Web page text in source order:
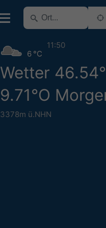
Wetter
9.71°O
3378m ü.NHN
6 °C
11:50